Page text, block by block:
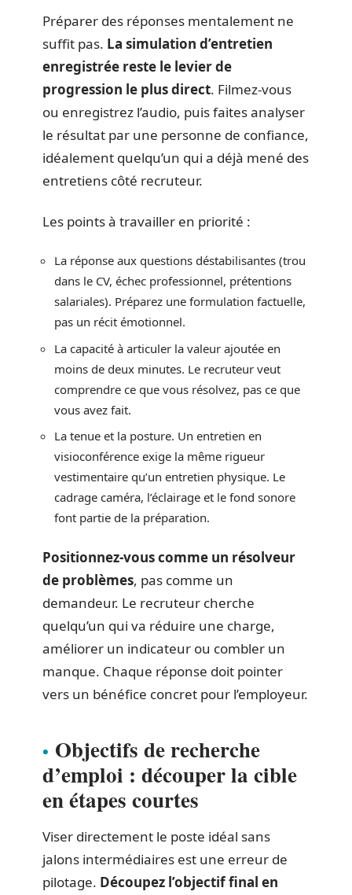
Préparer des réponses mentalement ne
suffit pas. La simulation d’entretien
enregistrée reste le levier de
progression le plus direct. Filmez-vous
ou enregistrez l’audio, puis faites analyser
le résultat par une personne de confiance,
idéalement quelqu’un qui a déjà mené des
entretiens côté recruteur.
Les points à travailler en priorité :
La réponse aux questions déstabilisantes (trou
dans le CV, échec professionnel, prétentions
salariales). Préparez une formulation factuelle,
pas un récit émotionnel.
La capacité à articuler la valeur ajoutée en
moins de deux minutes. Le recruteur veut
comprendre ce que vous résolvez, pas ce que
vous avez fait.
La tenue et la posture. Un entretien en
visioconférence exige la même rigueur
vestimentaire qu’un entretien physique. Le
cadrage caméra, l’éclairage et le fond sonore
font partie de la préparation.
Positionnez-vous comme un résolveur
de problèmes, pas comme un
demandeur. Le recruteur cherche
quelqu’un qui va réduire une charge,
améliorer un indicateur ou combler un
manque. Chaque réponse doit pointer
vers un bénéfice concret pour l’employeur.
Objectifs de recherche
d’emploi : découper la cible
en étapes courtes
Viser directement le poste idéal sans
jalons intermédiaires est une erreur de
pilotage. Découpez l’objectif final en